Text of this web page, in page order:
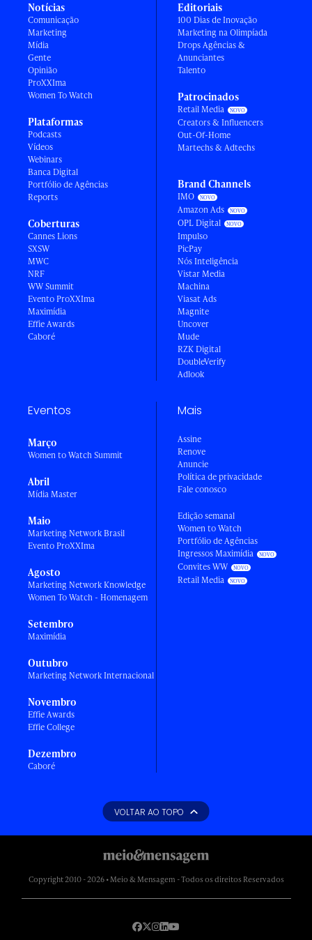
Notícias
Comunicação
Marketing
Mídia
Gente
Opinião
ProXXIma
Women To Watch
Plataformas
Podcasts
Vídeos
Webinars
Banca Digital
Portfólio de Agências
Reports
Coberturas
Cannes Lions
SXSW
MWC
NRF
WW Summit
Evento ProXXIma
Maximídia
Effie Awards
Caboré
Editoriais
100 Dias de Inovação
Marketing na Olimpíada
Drops Agências &
Anunciantes
Talento
Patrocinados
Retail Media
Creators & Influencers
Out-Of-Home
Martechs & Adtechs
Brand Channels
IMO
Amazon Ads
OPL Digital
Impulso
PicPay
Nós Inteligência
Vistar Media
Machina
Viasat Ads
Magnite
Uncover
Mude
RZK Digital
DoubleVerify
Adlook
Eventos
Março
Women to Watch Summit
Abril
Mídia Master
Maio
Marketing Network Brasil
Evento ProXXIma
Agosto
Marketing Network Knowledge
Women To Watch - Homenagem
Setembro
Maximídia
Outubro
Marketing Network Internacional
Novembro
Effie Awards
Effie College
Dezembro
Caboré
Mais
Assine
Renove
Anuncie
Política de privacidade
Fale conosco
Edição semanal
Women to Watch
Portfólio de Agências
Ingressos Maximídia
Convites WW
Retail Media
VOLTAR AO TOPO
Copyright 2010 - 2026 • Meio & Mensagem - Todos os direitos Reservados